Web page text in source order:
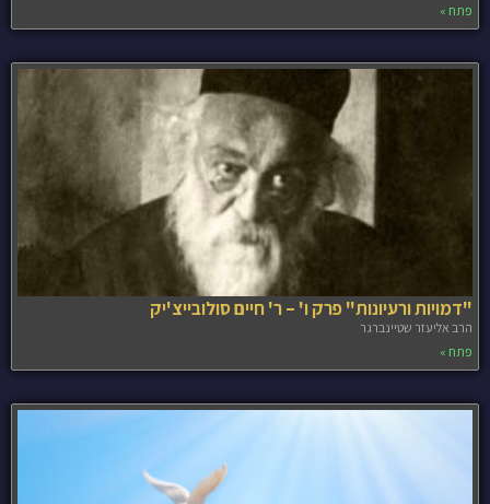
פתח »
"דמויות ורעיונות" פרק ו' – ר' חיים סולובייצ'יק
הרב אליעזר שטיינברגר
פתח »